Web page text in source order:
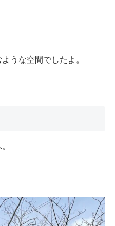
うな空間でしたよ。